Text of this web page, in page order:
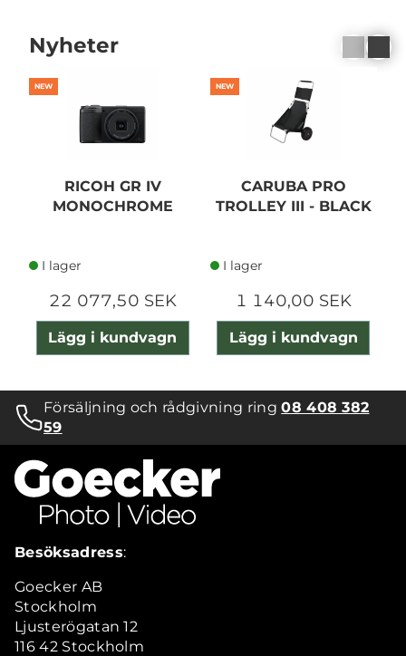
Nyheter
NEW
RICOH GR IV
MONOCHROME
I lager
22 077,50 SEK
Lägg i kundvagn
NEW
CARUBA PRO
TROLLEY III - BLACK
I lager
1 140,00 SEK
Lägg i kundvagn
Försäljning och rådgivning ring08 408 382
59
Besöksadress:
Goecker AB
Stockholm
Ljusterögatan 12
116 42 Stockholm